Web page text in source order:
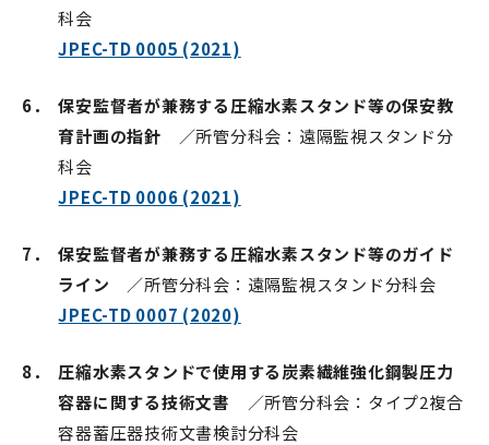
科会
JPEC-TD 0005 (2021)
6．
保安監督者が兼務する圧縮水素スタンド等の保安教
育計画の指針 ／所管分科会：遠隔監視スタンド分
科会
JPEC-TD 0006 (2021)
7．
保安監督者が兼務する圧縮水素スタンド等のガイド
ライン ／所管分科会：遠隔監視スタンド分科会
JPEC-TD 0007 (2020)
8．
圧縮水素スタンドで使用する炭素繊維強化鋼製圧力
容器に関する技術文書 ／所管分科会：タイプ2複合
容器蓄圧器技術文書検討分科会